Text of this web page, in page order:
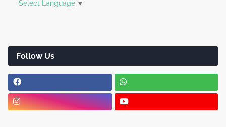
Select Language ▼
Follow Us